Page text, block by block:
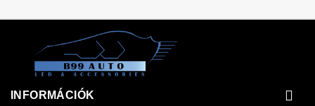
INFORMÁCIÓK